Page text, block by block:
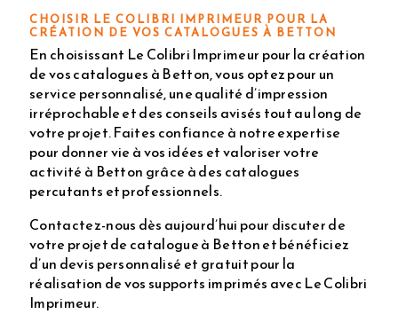
CHOISIR LE COLIBRI IMPRIMEUR POUR LA
CRÉATION DE VOS CATALOGUES À BETTON
En choisissant Le Colibri Imprimeur pour la création
de vos catalogues à Betton, vous optez pour un
service personnalisé, une qualité d’impression
irréprochable et des conseils avisés tout au long de
votre projet. Faites confiance à notre expertise
pour donner vie à vos idées et valoriser votre
activité à Betton grâce à des catalogues
percutants et professionnels.
Contactez-nous dès aujourd’hui pour discuter de
votre projet de catalogue à Betton et bénéficiez
d’un devis personnalisé et gratuit pour la
réalisation de vos supports imprimés avec Le Colibri
Imprimeur.